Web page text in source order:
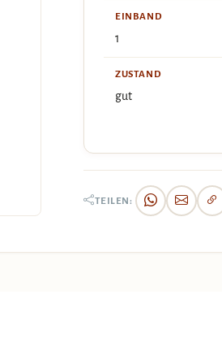
EINBAND
1
ZUSTAND
gut
TEILEN: